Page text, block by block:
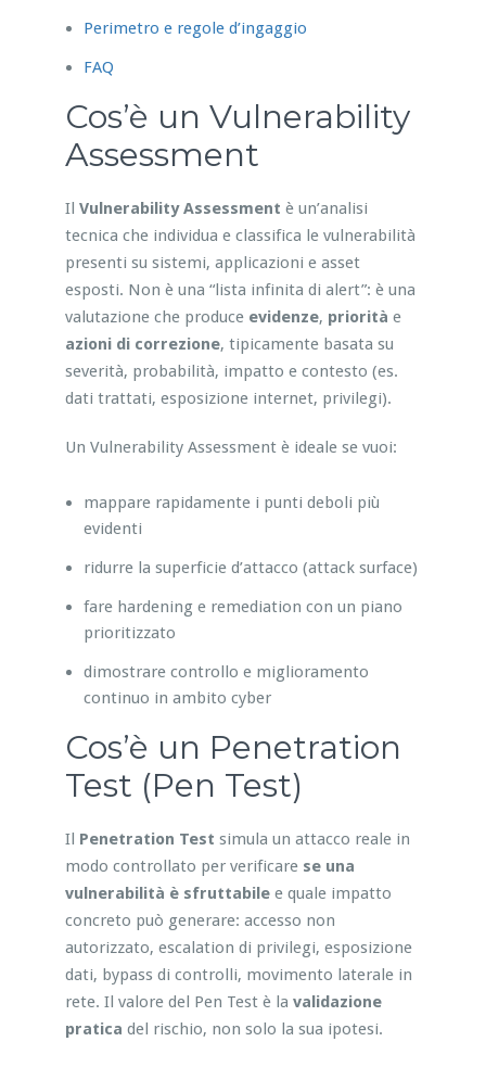
Perimetro e regole d’ingaggio
FAQ
Cos’è un Vulnerability
Assessment
Il Vulnerability Assessment è un’analisi
tecnica che individua e classifica le vulnerabilità
presenti su sistemi, applicazioni e asset
esposti. Non è una “lista infinita di alert”: è una
valutazione che produce evidenze, priorità e
azioni di correzione, tipicamente basata su
severità, probabilità, impatto e contesto (es.
dati trattati, esposizione internet, privilegi).
Un Vulnerability Assessment è ideale se vuoi:
mappare rapidamente i punti deboli più
evidenti
ridurre la superficie d’attacco (attack surface)
fare hardening e remediation con un piano
prioritizzato
dimostrare controllo e miglioramento
continuo in ambito cyber
Cos’è un Penetration
Test (Pen Test)
Il Penetration Test simula un attacco reale in
modo controllato per verificare se una
vulnerabilità è sfruttabilee quale impatto
concreto può generare: accesso non
autorizzato, escalation di privilegi, esposizione
dati, bypass di controlli, movimento laterale in
rete. Il valore del Pen Test è la validazione
pratica del rischio, non solo la sua ipotesi.